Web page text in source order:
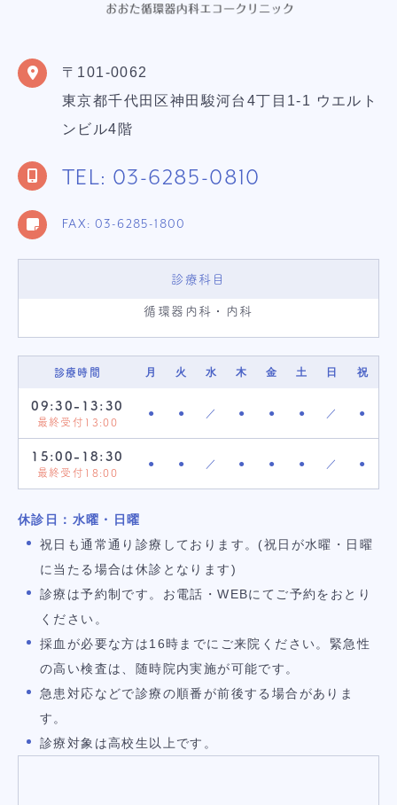
〒101-0062
東京都千代田区神田駿河台4丁目1-1 ウエルト
ンビル4階
TEL: 03-6285-0810
FAX: 03-6285-1800
診療科目
循環器内科・内科
診療時間 月 火 水 木 金 土 日 祝
09:30-13:30
最終受付13:00
● ● ／ ● ● ● ／ ●
15:00-18:30
最終受付18:00
● ● ／ ● ● ● ／ ●
休診日：水曜・日曜
祝日も通常通り診療しております。(祝日が水曜・日曜
に当たる場合は休診となります)
診療は予約制です。お電話・WEBにてご予約をおとり
ください。
採血が必要な方は16時までにご来院ください。緊急性
の高い検査は、随時院内実施が可能です。
急患対応などで診療の順番が前後する場合がありま
す。
診療対象は高校生以上です。